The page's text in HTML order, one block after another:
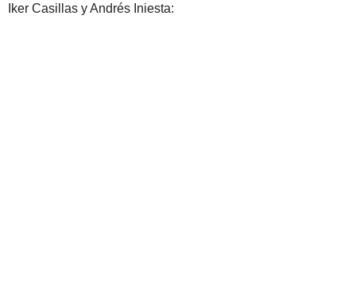
Iker Casillas y Andrés Iniesta: